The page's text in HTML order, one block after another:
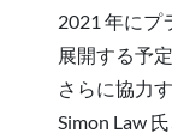
2021 年にプ
展開する予
さらに協力
Simon Law